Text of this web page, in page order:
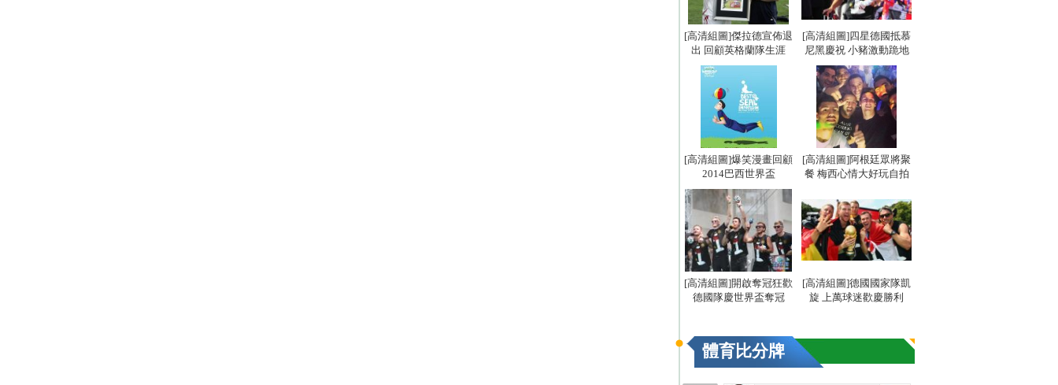
[高清組圖]傑拉德宣佈退
出 回顧英格蘭隊生涯
[高清組圖]四星德國抵慕
尼黑慶祝 小豬激動跪地
[高清組圖]爆笑漫畫回顧
2014巴西世界盃
[高清組圖]阿根廷眾將聚
餐 梅西心情大好玩自拍
[高清組圖]開啟奪冠狂歡
德國隊慶世界盃奪冠
[高清組圖]德國國家隊凱
旋 上萬球迷歡慶勝利
體育比分牌